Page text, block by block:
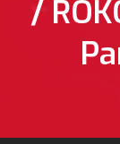
/